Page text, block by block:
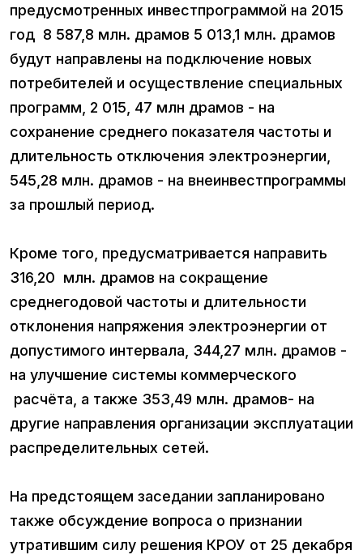
предусмотренных инвестпрограммой на 2015
год 8 587,8 млн. драмов 5 013,1 млн. драмов
будут направлены на подключение новых
потребителей и осуществление специальных
программ, 2 015, 47 млн драмов - на
сохранение среднего показателя частоты и
длительность отключения электроэнергии,
545,28 млн. драмов - на внеинвестпрограммы
за прошлый период.
Кроме того, предусматривается направить
316,20 млн. драмов на сокращение
среднегодовой частоты и длительности
отклонения напряжения электроэнергии от
допустимого интервала, 344,27 млн. драмов -
на улучшение системы коммерческого
расчёта, а также 353,49 млн. драмов- на
другие направления организации эксплуатации
распределительных сетей.
На предстоящем заседании запланировано
также обсуждение вопроса о признании
утратившим силу решения КРОУ от 25 декабря